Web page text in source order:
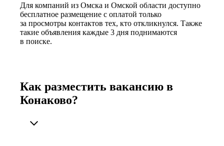
Для компаний из Омска и Омской области доступно
бесплатное размещение с оплатой только
за просмотры контактов тех, кто откликнулся. Также
такие объявления каждые 3 дня поднимаются
в поиске.
Как разместить вакансию в
Конаково?